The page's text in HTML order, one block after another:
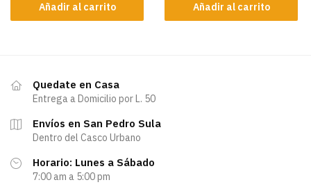
Añadir al carrito Añadir al carrito
Quedate en Casa
Entrega a Domicilio por L. 50
Envíos en San Pedro Sula
Dentro del Casco Urbano
Horario: Lunes a Sábado
7:00 am a 5:00 pm